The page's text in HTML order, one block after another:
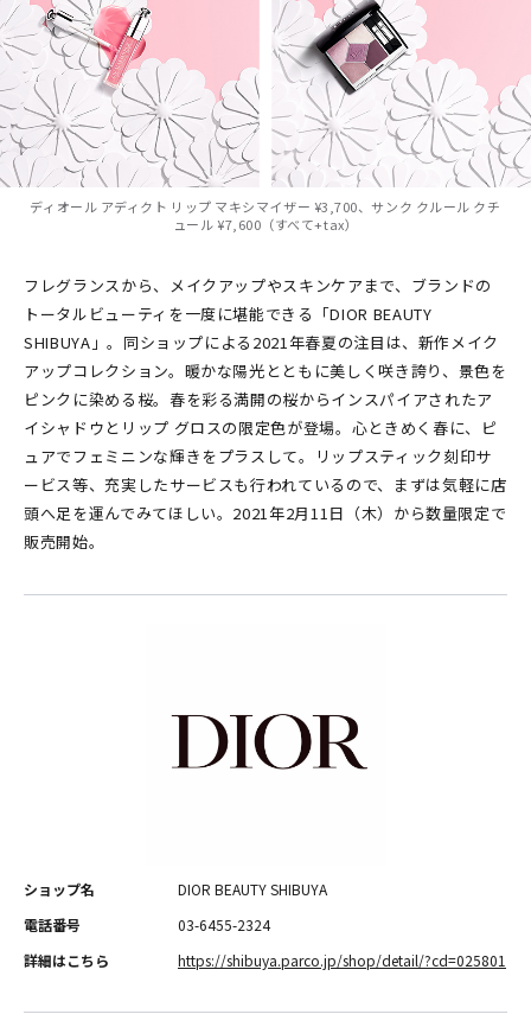
ディオール アディクト リップ マキシマイザー ¥3,700、サンク クルール クチ
ュール ¥7,600（すべて+tax）
フレグランスから、メイクアップやスキンケアまで、ブランドの
トータルビューティを一度に堪能できる「DIOR BEAUTY
SHIBUYA」。同ショップによる2021年春夏の注目は、新作メイク
アップコレクション。暖かな陽光とともに美しく咲き誇り、景色を
ピンクに染める桜。春を彩る満開の桜からインスパイアされたア
イシャドウとリップ グロスの限定色が登場。心ときめく春に、ピ
ュアでフェミニンな輝きをプラスして。リップスティック刻印サ
ービス等、充実したサービスも行われているので、まずは気軽に店
頭へ足を運んでみてほしい。2021年2月11日（木）から数量限定で
販売開始。
ショップ名
DIOR BEAUTY SHIBUYA
電話番号
03-6455-2324
詳細はこちら
https://shibuya.parco.jp/shop/detail/?cd=025801